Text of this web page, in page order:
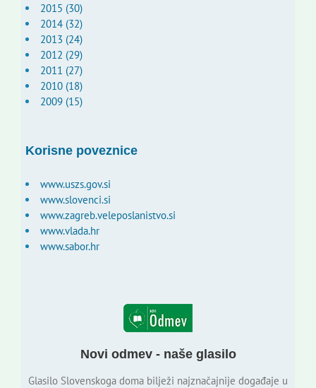
2015 (30)
2014 (32)
2013 (24)
2012 (29)
2011 (27)
2010 (18)
2009 (15)
Korisne poveznice
www.uszs.gov.si
www.slovenci.si
www.zagreb.veleposlanistvo.si
www.vlada.hr
www.sabor.hr
Novi odmev - naše glasilo
Glasilo Slovenskoga doma bilježi najznačajnije događaje u